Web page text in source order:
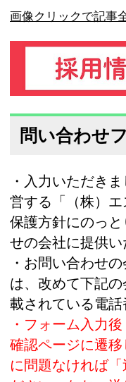
画像クリックで記事
問い合わせ
・入力いただき
営する「（株）
保護方針にのっ
せの会社に提供い
・お問い合わせ
は、改めて下記
載されている電話
・フォーム入力
確認ページに遷
に問題なければ